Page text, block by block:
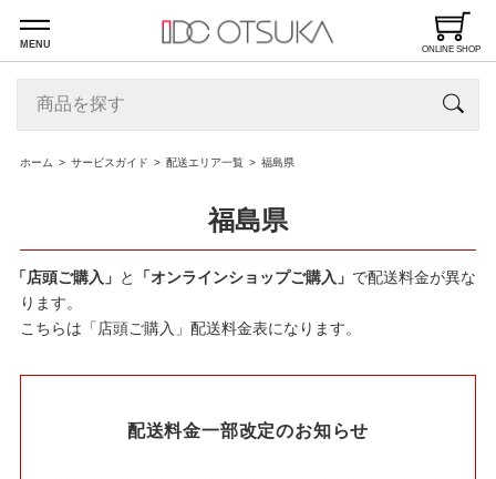
MENU ONLINE SHOP
ホーム サービスガイド 配送エリア一覧 福島県
福島県
「店頭ご購入」 と 「オンラインショップご購入」 で配送料金が異な
ります。
こちらは「店頭ご購入」配送料金表になります。
配送料金一部改定のお知らせ